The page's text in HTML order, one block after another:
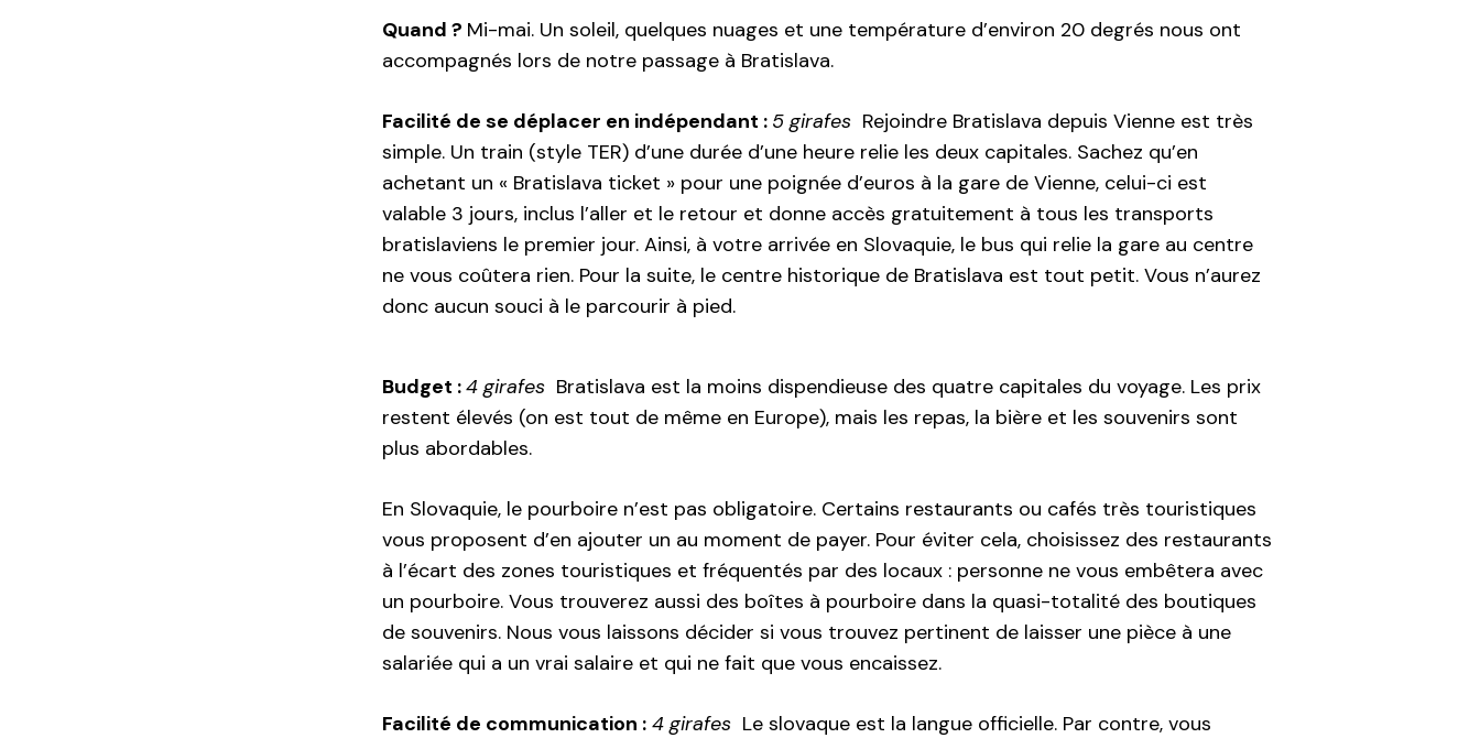
Quand ? Mi-mai. Un soleil, quelques nuages et une température d’environ 20 degrés nous ont
accompagnés lors de notre passage à Bratislava.
Facilité de se déplacer en indépendant : 5 girafes Rejoindre Bratislava depuis Vienne est très
simple. Un train (style TER) d’une durée d’une heure relie les deux capitales. Sachez qu’en
achetant un « Bratislava ticket » pour une poignée d’euros à la gare de Vienne, celui-ci est
valable 3 jours, inclus l’aller et le retour et donne accès gratuitement à tous les transports
bratislaviens le premier jour. Ainsi, à votre arrivée en Slovaquie, le bus qui relie la gare au centre
ne vous coûtera rien. Pour la suite, le centre historique de Bratislava est tout petit. Vous n’aurez
donc aucun souci à le parcourir à pied.
Budget :4 girafes Bratislava est la moins dispendieuse des quatre capitales du voyage. Les prix
restent élevés (on est tout de même en Europe), mais les repas, la bière et les souvenirs sont
plus abordables.
En Slovaquie, le pourboire n’est pas obligatoire. Certains restaurants ou cafés très touristiques
vous proposent d’en ajouter un au moment de payer. Pour éviter cela, choisissez des restaurants
à l’écart des zones touristiques et fréquentés par des locaux : personne ne vous embêtera avec
un pourboire. Vous trouverez aussi des boîtes à pourboire dans la quasi-totalité des boutiques
de souvenirs. Nous vous laissons décider si vous trouvez pertinent de laisser une pièce à une
salariée qui a un vrai salaire et qui ne fait que vous encaissez.
Facilité de communication : 4 girafes Le slovaque est la langue officielle. Par contre, vous